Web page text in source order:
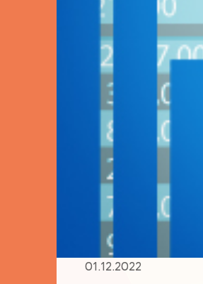
01.12.2022